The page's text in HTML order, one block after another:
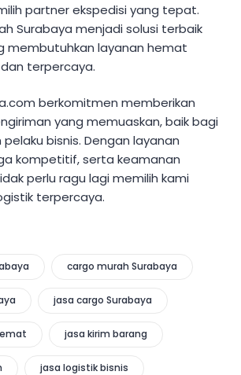
partner ekspedisi yang tepat.
Surabaya menjadi solusi terbaik
membutuhkan layanan hemat
terpercaya.
berkomitmen memberikan
yang memuaskan, baik bagi
bisnis. Dengan layanan
kompetitif, serta keamanan
perlu ragu lagi memilih kami
terpercaya.
cargo murah Surabaya
jasa cargo Surabaya
jasa kirim barang
jasa logistik bisnis